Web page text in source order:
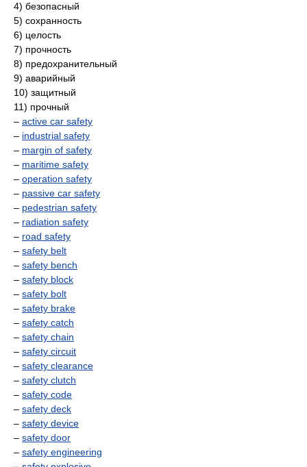
4) безопасный
5) сохранность
6) целость
7) прочность
8) предохранительный
9) аварийный
10) защитный
11) прочный
– active car safety
– industrial safety
– margin of safety
– maritime safety
– operation safety
– passive car safety
– pedestrian safety
– radiation safety
– road safety
– safety belt
– safety bench
– safety block
– safety bolt
– safety brake
– safety catch
– safety chain
– safety circuit
– safety clearance
– safety clutch
– safety code
– safety deck
– safety device
– safety door
– safety engineering